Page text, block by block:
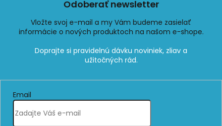
Odoberať newsletter
Vložte svoj e-mail a my Vám budeme zasielať
informácie o nových produktoch na našom e-shope.
Email